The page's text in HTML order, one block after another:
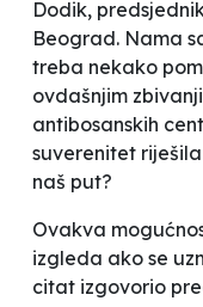
Dodik,
Beograd. Nama
treba nekako
ovdašnjim
antibosanskih
suverenitet
naš put?
Ovakva
izgleda ako se
citat izgovorio